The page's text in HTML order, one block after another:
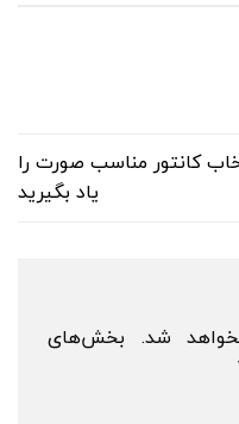
کانتور مناسب صورت را
یاد بگیرید
شد. بخش‌های